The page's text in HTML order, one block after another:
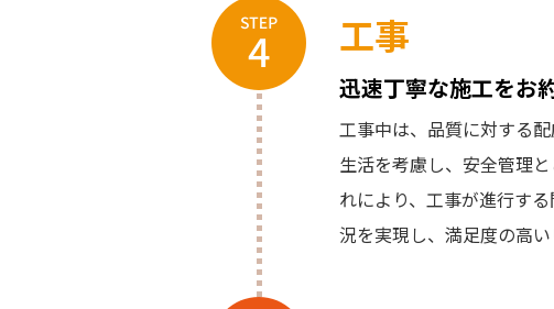
工事
迅速丁寧な施工をお
工事中は、品質に対する
生活を考慮し、安全管理
れにより、工事が進行す
況を実現し、満足度の高い